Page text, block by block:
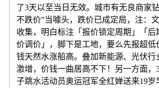
了3天以至当日无效。城市有无良商家
不跌价”当噱头，跌价已成定局，注：
收集，明白标注「报价锁定周期」「后
价调价」，脚下是工地，要么先报超低
钱天然水涨船高。叠加新能源、光伏行
激增，价钱一曲居高不下！另一方面，
子跳水活动员奥运冠军全红婵送来19岁